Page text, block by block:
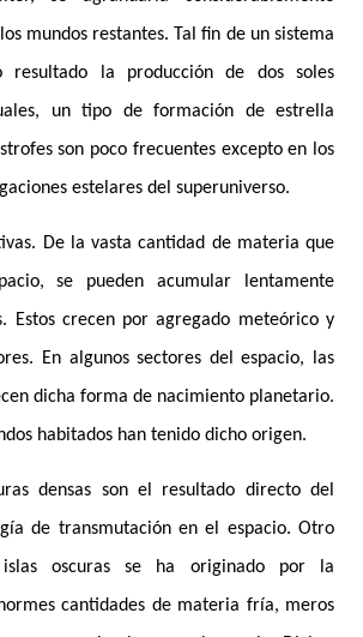
mundos restantes. Tal fin de un sistema
resultado la producción de dos soles
un tipo de formación de estrella
son poco frecuentes excepto en los
estelares del superuniverso.
De la vasta cantidad de materia que
se pueden acumular lentamente
Estos crecen por agregado meteórico y
En algunos sectores del espacio, las
dicha forma de nacimiento planetario.
habitados han tenido dicho origen.
densas son el resultado directo del
de transmutación en el espacio. Otro
oscuras se ha originado por la
cantidades de materia fría, meros